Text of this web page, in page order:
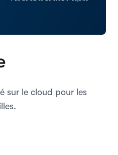
sur le cloud pour les